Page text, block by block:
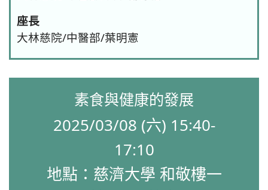
座長
大林慈院/中醫部/葉明憲
素食與健康的發展
2025/03/08 (六) 15:40-
17:10
地點：慈濟大學 和敬樓一